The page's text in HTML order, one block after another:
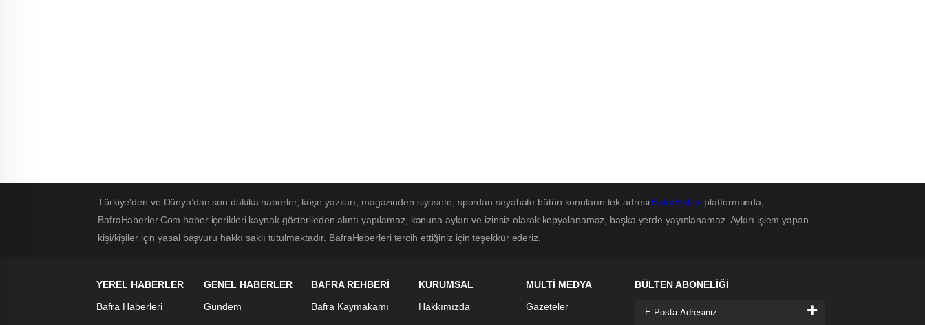
Türkiye'den ve Dünya’dan son dakika haberler, köşe yazıları, magazinden siyasete, spordan seyahate bütün konuların tek adresi BafraHaberplatformunda;
BafraHaberler.Com haber içerikleri kaynak gösterileden alıntı yapılamaz, kanuna aykırı ve izinsiz olarak kopyalanamaz, başka yerde yayınlanamaz. Aykırı işlem yapan
kişi/kişiler için yasal başvuru hakkı saklı tutulmaktadır. BafraHaberleri tercih ettiğiniz için teşekkür ederiz.
YEREL HABERLER
Bafra Haberleri
GENEL HABERLER
Gündem
BAFRA REHBERİ
Bafra Kaymakamı
KURUMSAL
Hakkımızda
MULTİ MEDYA
Gazeteler
BÜLTEN ABONELİĞİ
+